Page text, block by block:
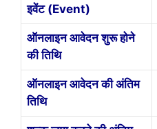
इवेंट (Event)
ऑनलाइन आवेदन शुरू होने
की तिथि
ऑनलाइन आवेदन की अंतिम
तिथि